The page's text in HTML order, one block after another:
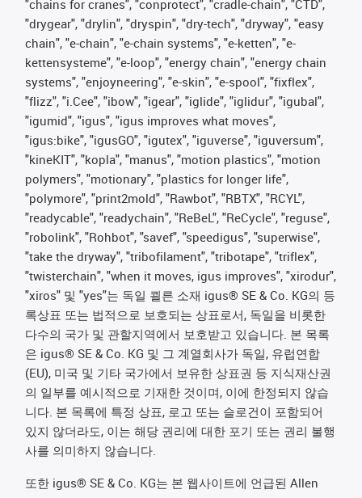
"chains for cranes", "conprotect", "cradle-chain", "CTD",
"drygear", "drylin", "dryspin", "dry-tech", "dryway", "easy
chain", "e-chain", "e-chain systems", "e-ketten", "e-
kettensysteme", "e-loop", "energy chain", "energy chain
systems", "enjoyneering", "e-skin", "e-spool", "fixflex",
"flizz", "i.Cee", "ibow", "igear", "iglide", "iglidur", "igubal",
"igumid", "igus", "igus improves what moves",
"igus:bike", "igusGO", "igutex", "iguverse", "iguversum",
"kineKIT", "kopla", "manus", "motion plastics", "motion
polymers", "motionary", "plastics for longer life",
"polymore", "print2mold", "Rawbot", "RBTX", "RCYL",
"readycable", "readychain", "ReBeL", "ReCycle", "reguse",
"robolink", "Rohbot", "savef", "speedigus", "superwise",
"take the dryway", "tribofilament", "tribotape", "triflex",
"twisterchain", "when it moves, igus improves", "xirodur",
"xiros" 및 "yes"는 독일 쾰른 소재 igus® SE & Co. KG의 등
록상표 또는 법적으로 보호되는 상표로서, 독일을 비롯한
다수의 국가 및 관할지역에서 보호받고 있습니다. 본 목록
은 igus® SE & Co. KG 및 그 계열회사가 독일, 유럽연합
(EU), 미국 및 기타 국가에서 보유한 상표권 등 지식재산권
의 일부를 예시적으로 기재한 것이며, 이에 한정되지 않습
니다. 본 목록에 특정 상표, 로고 또는 슬로건이 포함되어
있지 않더라도, 이는 해당 권리에 대한 포기 또는 권리 불행
사를 의미하지 않습니다.
또한 igus® SE & Co. KG는 본 웹사이트에 언급된 Allen